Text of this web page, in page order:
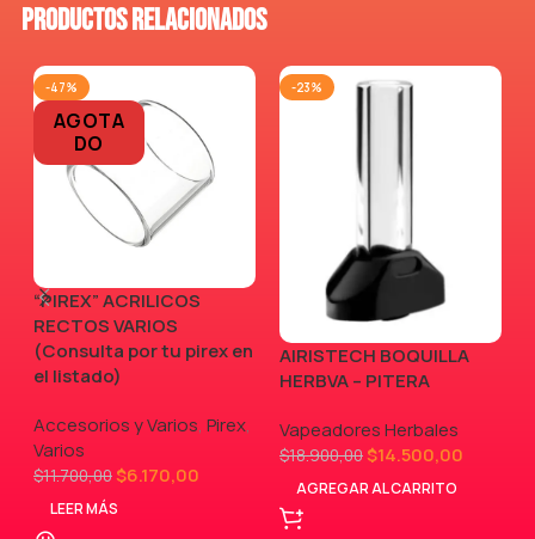
Productos relacionados
-47%
AGOTA
DO
“PIREX” ACRILICOS
RECTOS VARIOS
(Consulta por tu pirex en
el listado)
Accesorios y Varios, Pirex,
Varios
$11.700,00$6.170,00
LEER MÁS
-23%
AIRISTECH BOQUILLA
HERBVA – PITERA
Vapeadores Herbales
$18.900,00$14.500,00
AGREGAR AL CARRITO